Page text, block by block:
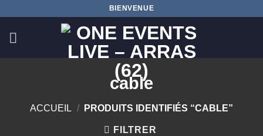
contenu
BIENVENUE
cable
ACCUEIL / PRODUITS IDENTIFIÉS “CABLE”
FILTRER